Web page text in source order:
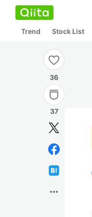
Trend Stock List
36
37
more_horiz